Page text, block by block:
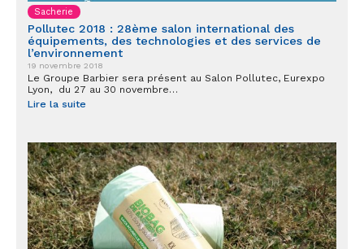
Sacherie
Pollutec 2018 : 28ème salon international des
équipements, des technologies et des services de
l’environnement
19 novembre 2018
Le Groupe Barbier sera présent au Salon Pollutec, Eurexpo
Lyon, du 27 au 30 novembre…
Lire la suite